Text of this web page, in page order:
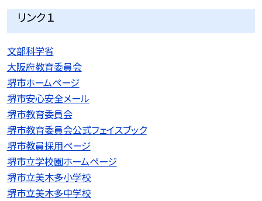
リンク１
文部科学省
大阪府教育委員会
堺市ホームページ
堺市安心安全メール
堺市教育委員会
堺市教育委員会公式フェイスブック
堺市教員採用ページ
堺市立学校園ホームページ
堺市立美木多小学校
堺市立美木多中学校